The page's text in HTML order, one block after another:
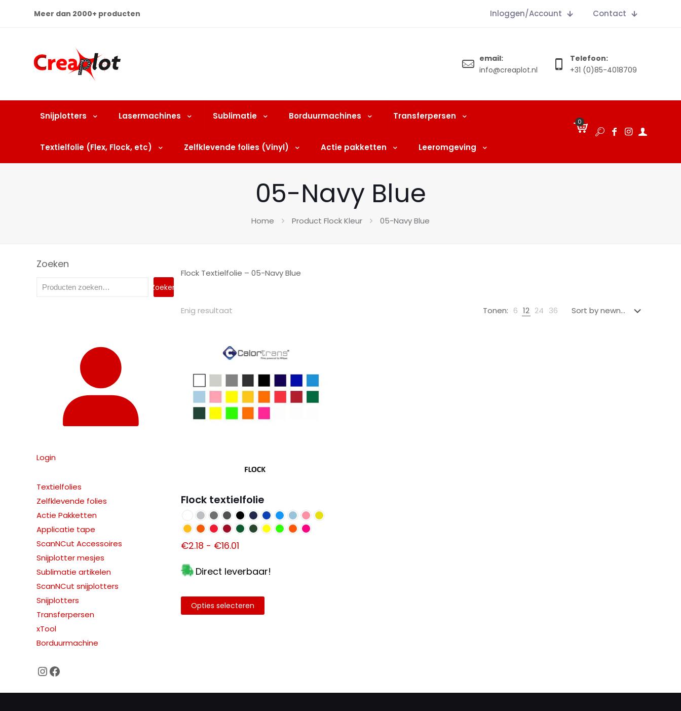
Meer dan 2000+ producten Inloggen/Account Contact
email:
info@creaplot.nl
Telefoon:
+31 (0)85-4018709
Snijplotters Lasermachines Sublimatie Borduurmachines Transferpersen
Textielfolie (Flex, Flock, etc) Zelfklevende folies (Vinyl) Actie pakketten Leeromgeving
0
05-Navy Blue
Home Product Flock Kleur 05-Navy Blue
Flock Textielfolie – 05-Navy Blue
Enig resultaat Tonen: 6 12 24 36
Flock textielfolie
€2.18 - €16.01Prijsklasse:
tot
Direct leverbaar!
Opties selecteren
Dit
Zoeken
Zoeken
Login
Textielfolies
Zelfklevende folies
Actie Pakketten
Applicatie tape
ScanNCut Accessoires
Snijplotter mesjes
Sublimatie artikelen
ScanNCut snijplotters
Snijplotters
Transferpersen
xTool
Borduurmachine
Instagram
Facebook